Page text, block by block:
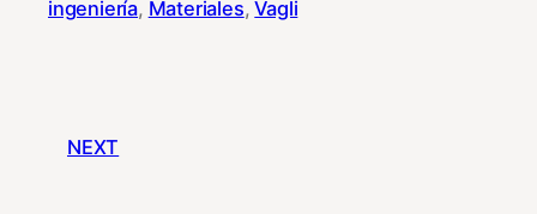
ingeniería, Materiales, Vagli
NEXT